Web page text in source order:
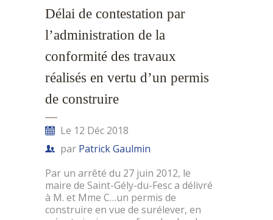
Délai de contestation par
l’administration de la
conformité des travaux
réalisés en vertu d’un permis
de construire
Le 12 Déc 2018
par Patrick Gaulmin
Par un arrêté du 27 juin 2012, le
maire de Saint-Gély-du-Fesc a délivré
à M. et Mme C…un permis de
construire en vue de surélever, en